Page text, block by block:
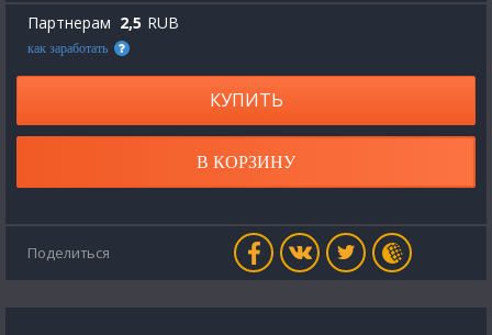
Партнерам 2,5 RUB
как заработать
КУПИТЬ
В КОРЗИНУ
Поделиться